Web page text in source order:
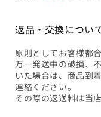
返品・交換につい
原則としてお客様都
万一発送中の破損、
いた場合は、商品到
連絡ください。
その際の返送料は当